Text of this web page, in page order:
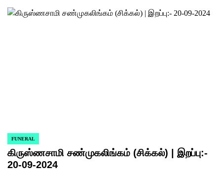
POSTED
IN
FUNERAL
கிருஸ்ணசாமி சண்முகலிங்கம் (சிக்கல்) | இறப்பு:-
20-09-2024